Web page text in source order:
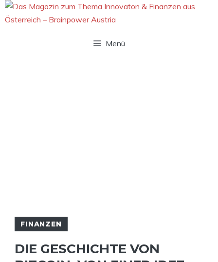
Zum
Inhalt
Menü
FINANZEN
DIE GESCHICHTE VON